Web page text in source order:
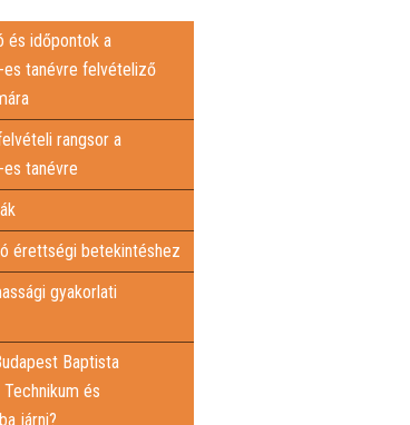
és időpontok a
tanévre felvételiző
rangsor a
tanévre
érettségi betekintéshez
gyakorlati
Baptista
Technikum és
járni?